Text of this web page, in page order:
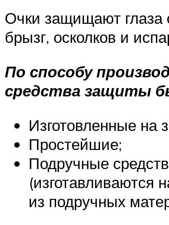
Очки защищают глаза
брызг, осколков и
По способу
средства защиты
Изготовленные на
Простейшие;
Подручные
(изготавливаются
из подручных